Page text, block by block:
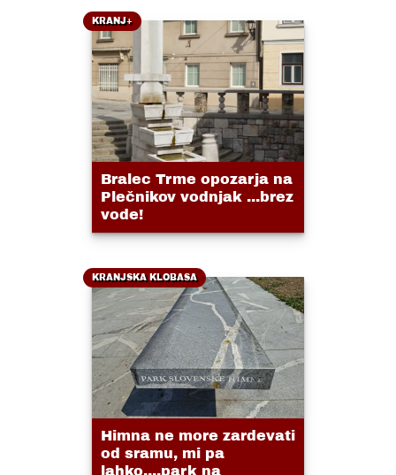
KRANJ+
Bralec Trme opozarja na
Plečnikov vodnjak ...brez
vode!
KRANJSKA KLOBASA
Himna ne more zardevati
od sramu, mi pa
lahko....park na